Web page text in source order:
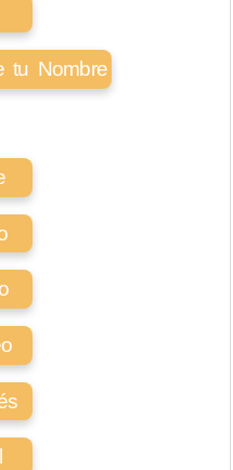
tu Nombre